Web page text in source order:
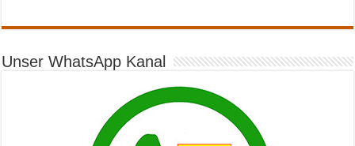
Unser WhatsApp Kanal